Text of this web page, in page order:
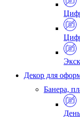
Декор для
Банера,